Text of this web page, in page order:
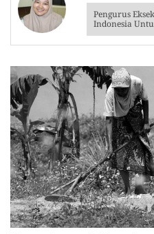
Pengurus
Indonesia